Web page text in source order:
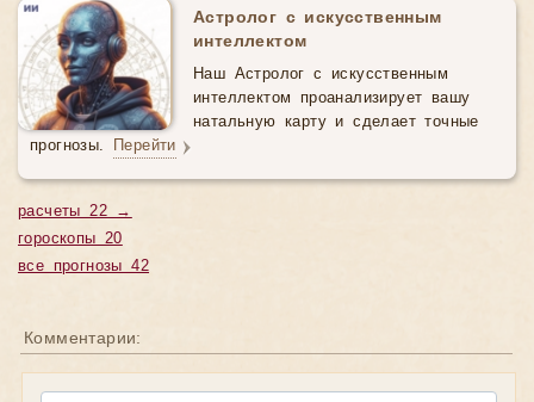
Астролог с искусственным
интеллектом
Наш Астролог с искусственным
интеллектом проанализирует вашу
натальную карту и сделает точные
прогнозы. Перейти
расчеты 22 →
гороскопы 20
все прогнозы 42
Комментарии: